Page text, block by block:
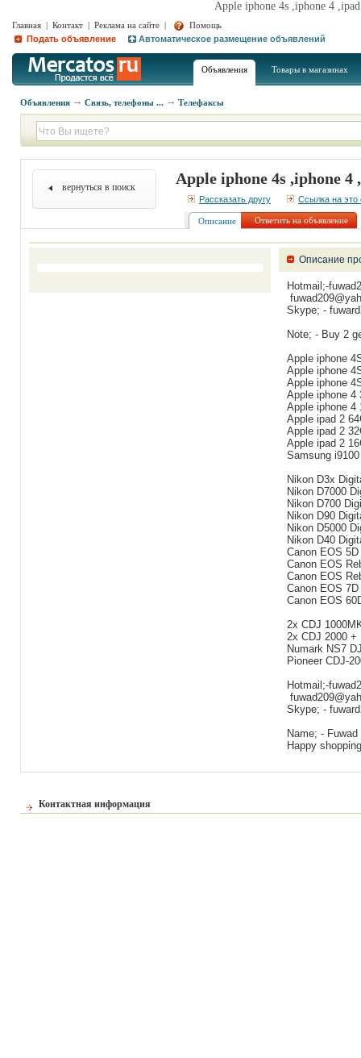
Apple iphone 4s ,iphone 4
Главная | Контакт | Реклама на сайте |
Помощь
Подать объявление
Автоматическое размещение объявлений
Объявления Товары в магазинах
Объявления Связь, телефоны ... Телефаксы
вернуться в поиск Apple iphone 4s ,iphone
Рассказать другу Ссылка на это
Описание Ответить на объявление
Описание
Hotmail;-
Skype; -
Note; - Buy 2
Apple iphone
Apple iphone
Apple iphone
Apple iphone 4
Apple iphone 4
Apple ipad 2
Apple ipad 2
Apple ipad 2
Samsung
Nikon D3x
Nikon D7000
Nikon D700
Nikon D90
Nikon D5000
Nikon D40
Canon EOS
Canon EOS
Canon EOS
Canon EOS
Canon EOS
2x CDJ
2x CDJ 2000 +
Numark NS7
Pioneer CDJ-
Hotmail;-
Skype; -
Name; -
Happy shopping
Контактная информация